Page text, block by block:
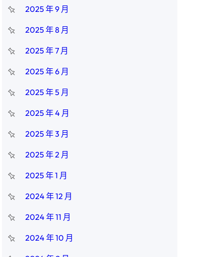
2025 年 9 月
2025 年 8 月
2025 年 7 月
2025 年 6 月
2025 年 5 月
2025 年 4 月
2025 年 3 月
2025 年 2 月
2025 年 1 月
2024 年 12 月
2024 年 11 月
2024 年 10 月